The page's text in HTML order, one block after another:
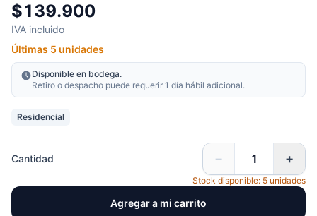
$139.900
IVA incluido
Últimas 5 unidades
Disponible en bodega.
Retiro o despacho puede requerir 1 día hábil adicional.
Residencial
Cantidad − +
Stock disponible: 5 unidades
Agregar a mi carrito